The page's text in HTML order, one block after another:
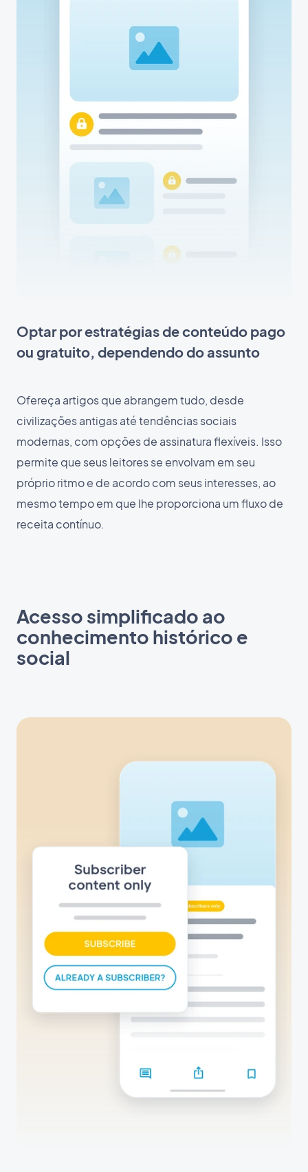
Optar por estratégias de conteúdo pago
ou gratuito, dependendo do assunto
Ofereça artigos que abrangem tudo, desde
civilizações antigas até tendências sociais
modernas, com opções de assinatura flexíveis. Isso
permite que seus leitores se envolvam em seu
próprio ritmo e de acordo com seus interesses, ao
mesmo tempo em que lhe proporciona um fluxo de
receita contínuo.
Acesso simplificado ao
conhecimento histórico e
social